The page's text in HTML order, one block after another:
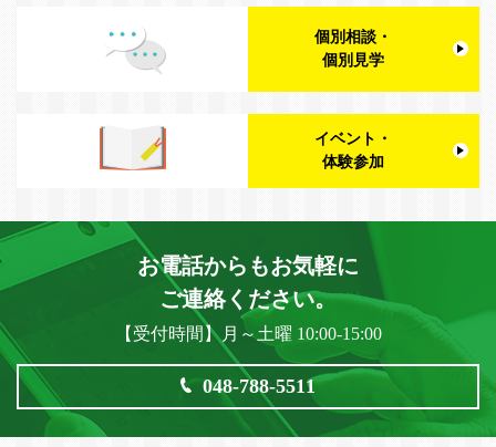
個別相談・
個別見学
イベント・
体験参加
お電話からもお気軽に
ご連絡ください。
【受付時間】月～土曜 10:00-15:00
048-788-5511